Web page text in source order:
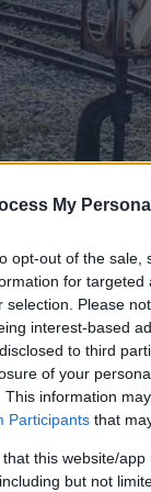
My
opt-out of the
for
selection. Please
interest-based
to third
of your
This information
Participants that
that this website/
but not
το ΕΘΝΟΣ στη
δυτική
το